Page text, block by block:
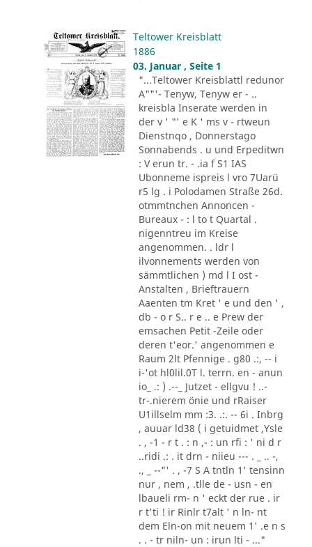
Teltower Kreisblatt
1886
03. Januar , Seite 1
"...Teltower Kreisblattl redunor
A""'- Tenyw, Tenyw er - ..
kreisbla Inserate werden in
der v ' "' e K ' ms v - rtweun
Dienstnqo , Donnerstago
Sonnabends . u und Erpeditwn
: V erun tr. - .ia f S1 IAS
Ubonneme ispreis l vro 7Uarü
r5 lg . i Polodamen Straße 26d.
otmmtnchen Annoncen -
Bureaux - : l to t Quartal .
nigenntreu im Kreise
angenommen. . ldr l
ilvonnements werden von
sämmtlichen ) md l I ost -
Anstalten , Brieftrauern
Aaenten tm Kret ' e und den ' ,
db - o r S.. r e .. e Prew der
emsachen Petit -Zeile oder
deren t'eor.' angenommen e
Raum 2lt Pfennige . g80 .:, -- i
i-'ot hl0lil.0T l. terrn. en - anun
io_ .: ) .--_ Jutzet - ellgvu ! ..-
tr-.nierem önie und rRaiser
U1illselm mm :3. .:. -- 6i . Inbrg
, auuar ld38 ( i getuidmet ,Ysle
. , -1 - r t . : n ,- : un rfi : ' ni d r
..ridi .: . it drn - niieu --- . _ .. -,
., _ --"' . , -7 S A tntln 1' tensinn
nur , nem , .tlle de - usn - en
lbaueli rm- n ' eckt der rue . ir
r t'ti ! ir Rinlr t7alt ' n ln- nt
dem Eln-on mit neuem 1' .e n s
. . - tr niln- un : irun lti - ..."